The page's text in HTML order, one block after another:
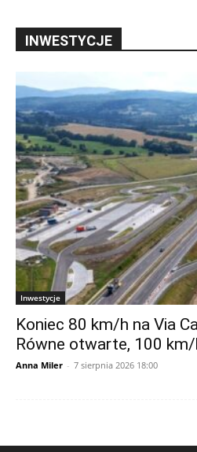
INWESTYCJE
Inwestycje
Koniec 80 km/h na Via
Równe otwarte, 100 km/
Anna Miler - 7 sierpnia 2026 18:00